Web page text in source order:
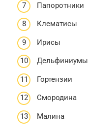
Папоротники
Клематисы
Ирисы
Дельфиниумы
Гортензии
Смородина
Малина